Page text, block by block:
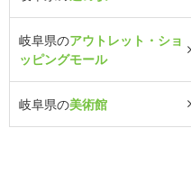
岐阜県のアウトレット・ショ
ッピングモール
岐阜県の美術館